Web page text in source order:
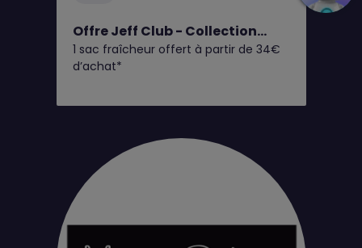
Offre Jeff Club - Collection
Fruits d'Été
1 sac fraîcheur offert à partir de 34€
d’achat*